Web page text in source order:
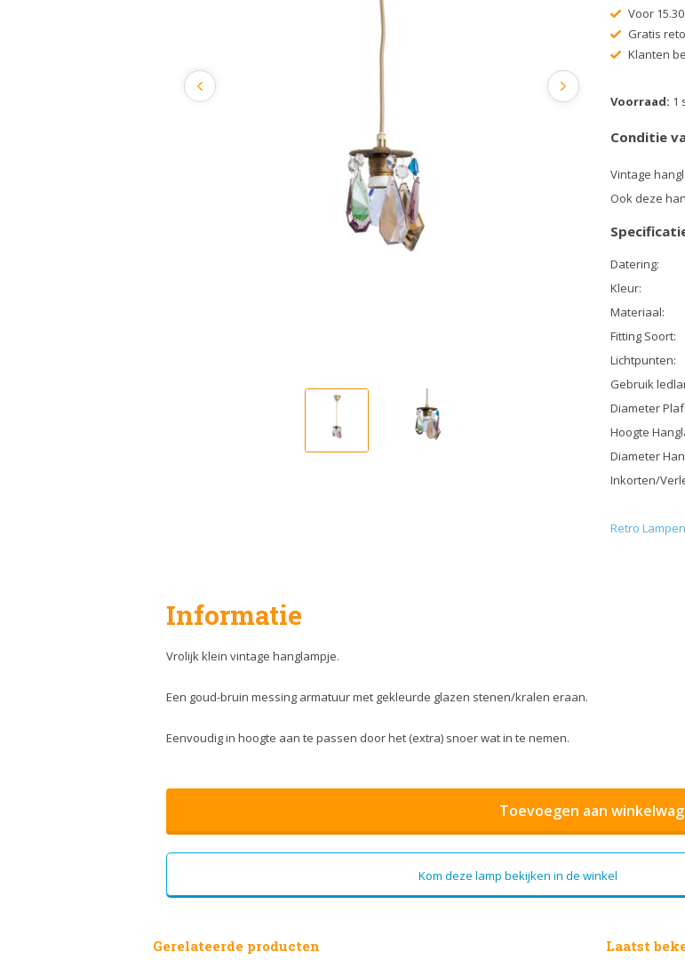
Voor
Gratis
Klanten
Voorraad: 1
Conditie
Vintage
Ook deze
Datering:
Kleur:
Materiaal:
Fitting Soort:
Lichtpunten:
Gebruik
Diameter
Hoogte
Diameter
Inkorten/
Retro Lampen
Informatie
Vrolijk klein vintage hanglampje.
Een goud-bruin messing armatuur met gekleurde glazen stenen/kralen eraan.
Eenvoudig in hoogte aan te passen door het (extra) snoer wat in te nemen.
Toevoegen aan
Kom deze lamp bekijken in de winkel
Gerelateerde producten Laatst